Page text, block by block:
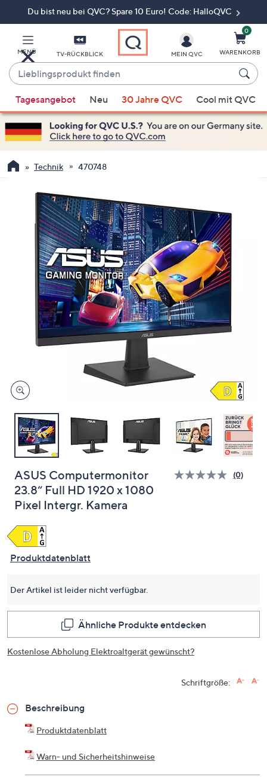
Du bist neu bei QVC? Spare 10 Euro! Code: HalloQVC
MENÜ TV-RÜCKBLICK
Lieblingsprodukt
finden
Vorschläge
verfügbar
sind,
verwenden
Sie
Pfeiltasten
wischen
Touch-
Geräten
links
bzw.
um
diese
anzuzeigen.
MEIN QVC
0
WARENKORB
Tagesangebot Neu 30 Jahre QVC Cool mit QVC
Technik 470748
ASUS Computermonitor
23.8“ Full HD 1920 x 1080
Pixel Intergr. Kamera
Bisher
(0)
Produktdatenblatt
Der Artikel ist leider nicht verfügbar.
Ähnliche Produkte entdecken
Kostenlose Abholung Elektroaltgerät gewünscht?
Schriftgröße:
Beschreibung
Produktdatenblatt
Warn- und Sicherheitshinweise